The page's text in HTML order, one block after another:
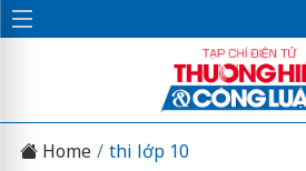
Home thi lớp 10